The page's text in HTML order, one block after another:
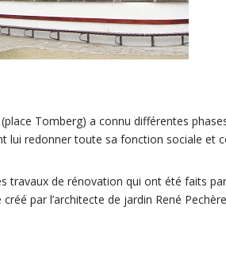
Tomberg) a connu différentes
lui redonner toute sa fonction sociale et
travaux de rénovation qui ont été faits
par l’architecte de jardin René